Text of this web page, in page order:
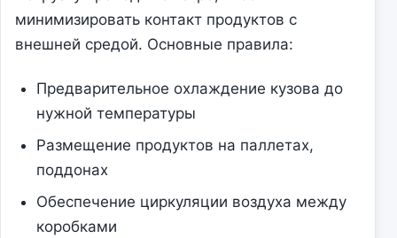
минимизировать контакт продуктов с
внешней средой. Основные правила:
Предварительное охлаждение кузова до
нужной температуры
Размещение продуктов на паллетах,
поддонах
Обеспечение циркуляции воздуха между
коробками